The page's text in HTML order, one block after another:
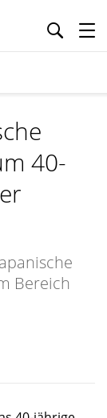
40-
Bereich